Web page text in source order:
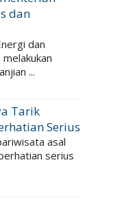
dan
dan
...
Tarik
Serius
asal
serius